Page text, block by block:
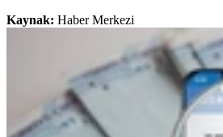
Kaynak: Haber Merkezi